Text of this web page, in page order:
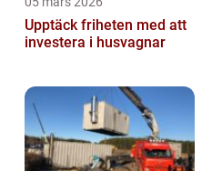
Upptäck friheten med att
investera i husvagnar